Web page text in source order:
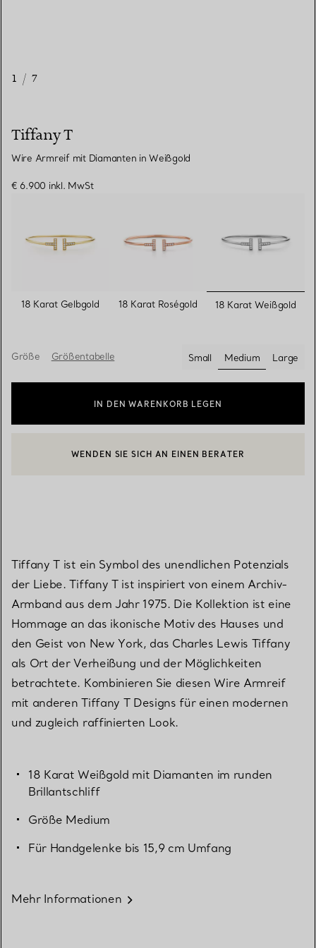
1 / 7
Tiffany T
Wire Armreif mit Diamanten in Weißgold
€ 6.900 inkl. MwSt
18 Karat Gelbgold 18 Karat Roségold 18 Karat Weißgold
Größe Größentabelle Small
Medium
ausgewählt
Large
IN DEN WARENKORB LEGEN
EINEN KUNDENBERATER KONTAKTIEREN ODER EINEN
WENDEN SIE SICH AN EINEN BERATER
Tiffany T ist ein Symbol des unendlichen Potenzials
der Liebe. Tiffany T ist inspiriert von einem Archiv-
Armband aus dem Jahr 1975. Die Kollektion ist eine
Hommage an das ikonische Motiv des Hauses und
den Geist von New York, das Charles Lewis Tiffany
als Ort der Verheißung und der Möglichkeiten
betrachtete. Kombinieren Sie diesen Wire Armreif
mit anderen Tiffany T Designs für einen modernen
und zugleich raffinierten Look.
18 Karat Weißgold mit Diamanten im runden
Brillantschliff
Größe Medium
Für Handgelenke bis 15,9 cm Umfang
Mehr Informationen